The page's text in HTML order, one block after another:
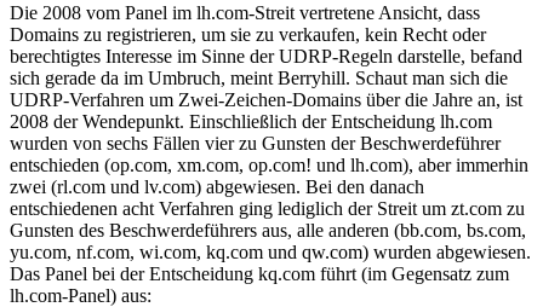
Die 2008 vom Panel im lh.com-Streit vertretene Ansicht, dass
Domains zu registrieren, um sie zu verkaufen, kein Recht oder
berechtigtes Interesse im Sinne der UDRP-Regeln darstelle, befand
sich gerade da im Umbruch, meint Berryhill. Schaut man sich die
UDRP-Verfahren um Zwei-Zeichen-Domains über die Jahre an, ist
2008 der Wendepunkt. Einschließlich der Entscheidung lh.com
wurden von sechs Fällen vier zu Gunsten der Beschwerdeführer
entschieden (op.com, xm.com, op.com! und lh.com), aber immerhin
zwei (rl.com und lv.com) abgewiesen. Bei den danach
entschiedenen acht Verfahren ging lediglich der Streit um zt.com zu
Gunsten des Beschwerdeführers aus, alle anderen (bb.com, bs.com,
yu.com, nf.com, wi.com, kq.com und qw.com) wurden abgewiesen.
Das Panel bei der Entscheidung kq.com führt (im Gegensatz zum
lh.com-Panel) aus: